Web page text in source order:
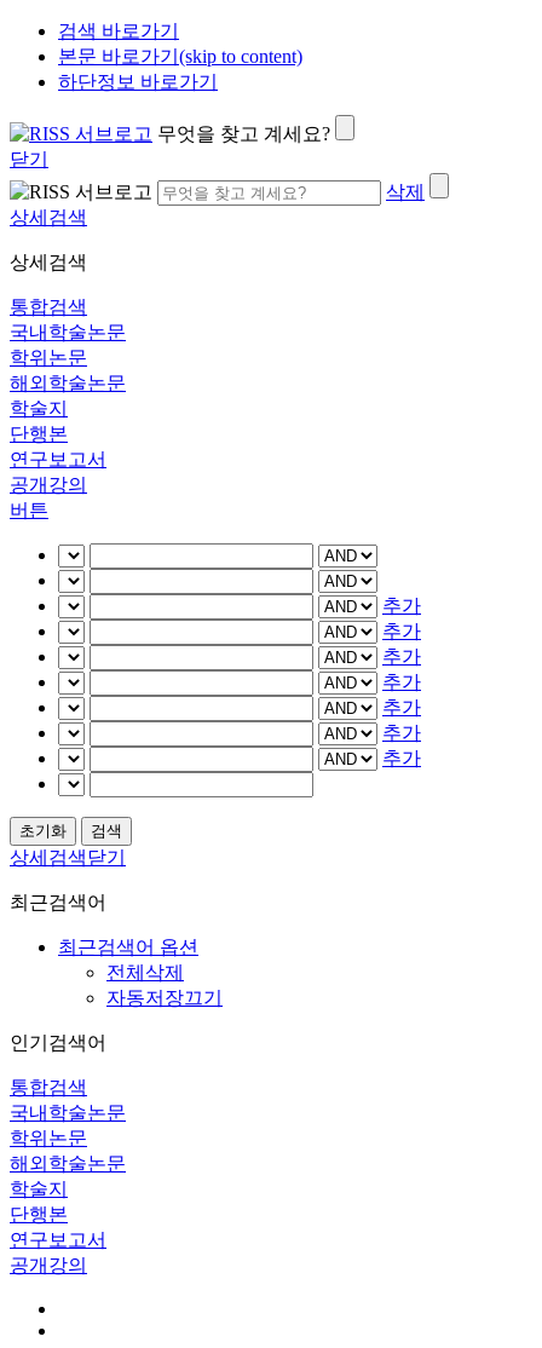
검색 바로가기
본문 바로가기(skip to content)
하단정보 바로가기
무엇을 찾고 계세요?
닫기
삭제
상세검색
상세검색
통합검색
국내학술논문
학위논문
해외학술논문
학술지
단행본
연구보고서
공개강의
버튼
추가
추가
추가
추가
추가
추가
추가
상세검색닫기
최근검색어
최근검색어 옵션
전체삭제
자동저장끄기
인기검색어
통합검색
국내학술논문
학위논문
해외학술논문
학술지
단행본
연구보고서
공개강의